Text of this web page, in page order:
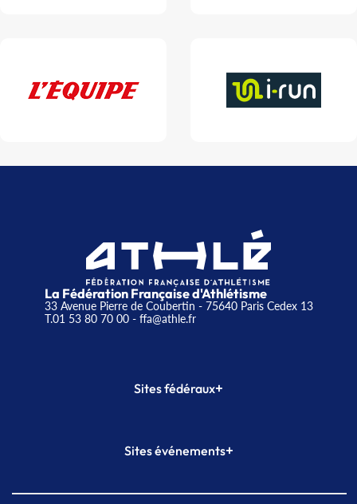
La Fédération Française d'Athlétisme
33 Avenue Pierre de Coubertin - 75640 Paris Cedex 13
T.01 53 80 70 00- ffa@athle.fr
Sites fédéraux+
Plateforme Formation
Sites événements+
Meeting de Paris indoor